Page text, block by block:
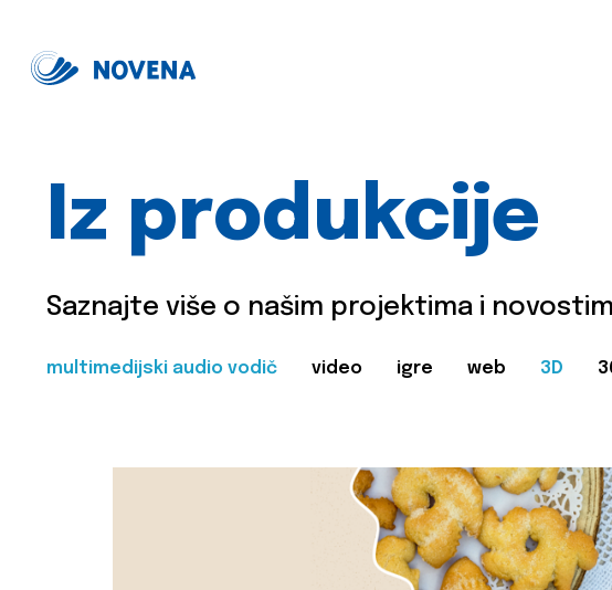
Iz produkcije
Saznajte više o našim projektima i
multimedijski audio vodič video igre web 3D